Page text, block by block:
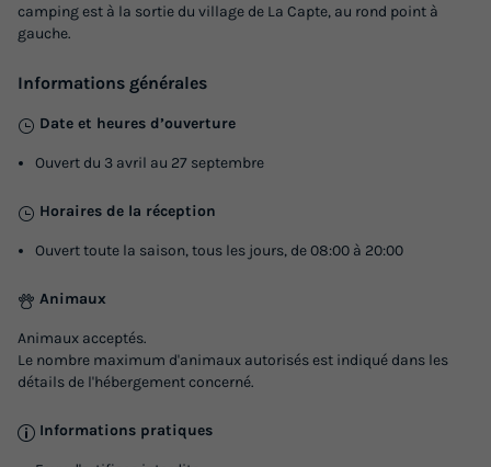
camping est à la sortie du village de La Capte, au rond point à
gauche.
Informations générales
Date et heures d’ouverture
Ouvert du 3 avril au 27 septembre
Horaires de la réception
Ouvert toute la saison, tous les jours, de 08:00 à 20:00
Animaux
Animaux acceptés.
Le nombre maximum d'animaux autorisés est indiqué dans les
détails de l'hébergement concerné.
Informations pratiques